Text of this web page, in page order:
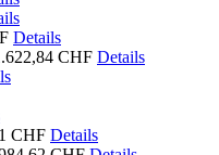
Details
CHF Details
CHF Details